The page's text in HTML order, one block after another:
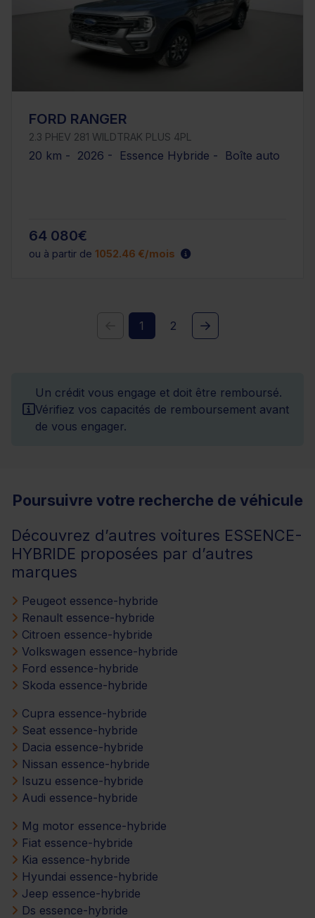
FORD RANGER
2.3 PHEV 281 WILDTRAK PLUS 4PL
20 km - 2026 - Essence Hybride - Boîte auto
64 080€
ou à partir de 1052.46 €/mois
1 2
Un crédit vous engage et doit être remboursé.
Vérifiez vos capacités de remboursement avant
de vous engager.
Poursuivre votre recherche de véhicule
Découvrez d’autres voitures ESSENCE-
HYBRIDE proposées par d’autres
marques
Peugeot essence-hybride
Renault essence-hybride
Citroen essence-hybride
Volkswagen essence-hybride
Ford essence-hybride
Skoda essence-hybride
Cupra essence-hybride
Seat essence-hybride
Dacia essence-hybride
Nissan essence-hybride
Isuzu essence-hybride
Audi essence-hybride
Mg motor essence-hybride
Fiat essence-hybride
Kia essence-hybride
Hyundai essence-hybride
Jeep essence-hybride
Ds essence-hybride